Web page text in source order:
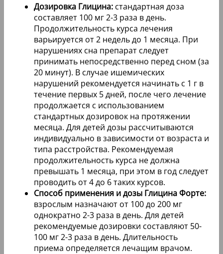
Дозировка Глицина: стандартная доза
составляет 100 мг 2-3 раза в день.
Продолжительность курса лечения
варьируется от 2 недель до 1 месяца. При
нарушениях сна препарат следует
принимать непосредственно перед сном (за
20 минут). В случае ишемических
нарушений рекомендуется начинать с 1 г в
течение первых 5 дней, после чего лечение
продолжается с использованием
стандартных дозировок на протяжении
месяца. Для детей дозы рассчитываются
индивидуально в зависимости от возраста и
типа расстройства. Рекомендуемая
продолжительность курса не должна
превышать 1 месяца, при этом в год следует
проводить от 4 до 6 таких курсов.
Способ применения и дозы Глицина Форте:
взрослым назначают от 100 до 200 мг
однократно 2-3 раза в день. Для детей
рекомендуемые дозировки составляют 50-
100 мг 2-3 раза в день. Длительность
приема определяется лечащим врачом.